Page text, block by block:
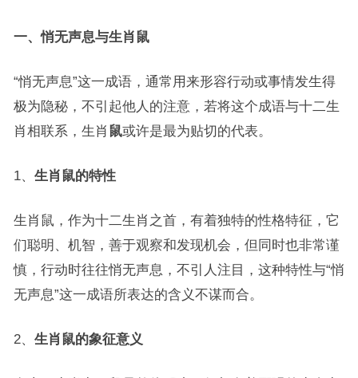
一、悄无声息与生肖鼠
“悄无声息”这一成语，通常用来形容行动或事情发生得
极为隐秘，不引起他人的注意，若将这个成语与十二生
肖相联系，生肖 鼠或许是最为贴切的代表。
1、 生肖鼠的特性
生肖鼠，作为十二生肖之首，有着独特的性格特征，它
们聪明、机智，善于观察和发现机会，但同时也非常谨
慎，行动时往往悄无声息，不引人注目，这种特性与“悄
无声息”这一成语所表达的含义不谋而合。
2、 生肖鼠的象征意义